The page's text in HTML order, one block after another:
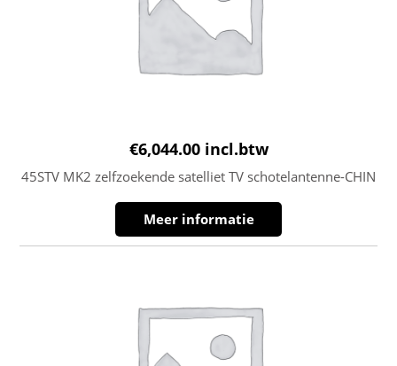
€6,044.00 incl.btw
45STV MK2 zelfzoekende satelliet TV schotelantenne-CHIN
Meer informatie